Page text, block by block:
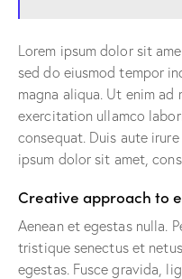
Lorem ipsum dolor sit
sed do eiusmod tempor
magna aliqua. Ut enim ad
exercitation ullamco
consequat. Duis aute
ipsum dolor sit amet,
Creative approach to
Aenean et egestas nulla.
tristique senectus et
egestas. Fusce gravida,